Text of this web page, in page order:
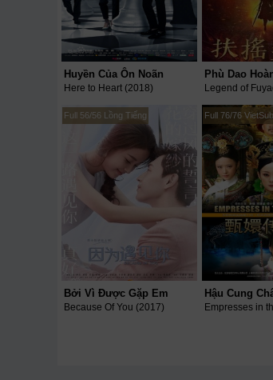
Huyền Của Ôn Noãn
Here to Heart (2018)
Phù Dao
Legend of
Full 56/56 Lồng Tiếng
Bởi Vì Được Gặp Em
Because Of You (2017)
Full 76/76